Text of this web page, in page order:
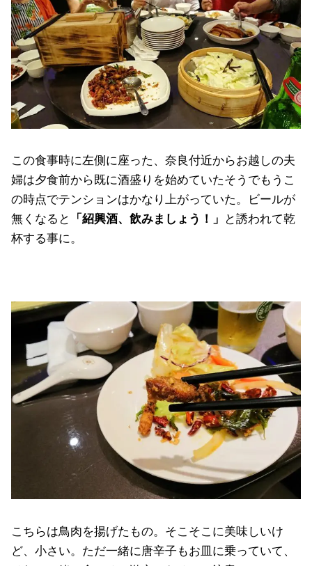
この食事時に左側に座った、奈良付近からお越しの夫
婦は夕食前から既に酒盛りを始めていたそうでもうこ
の時点でテンションはかなり上がっていた。ビールが
無くなると
「紹興酒、飲みましょう！」
と誘われて乾
杯する事に。
こちらは鳥肉を揚げたもの。そこそこに美味しいけ
ど、小さい。ただ一緒に唐辛子もお皿に乗っていて、